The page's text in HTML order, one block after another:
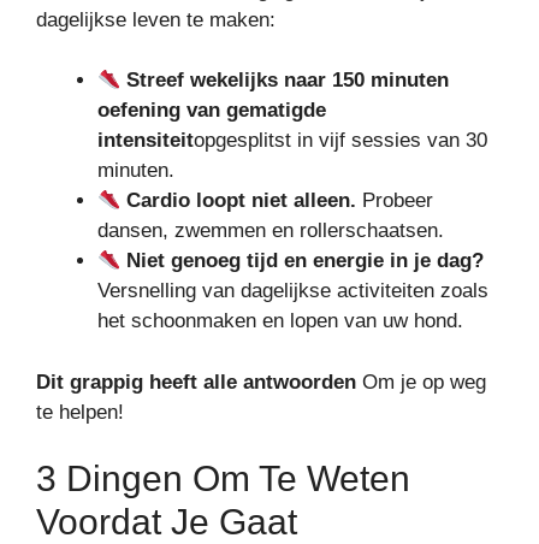
dagelijkse leven te maken:
Streef wekelijks naar 150 minuten
oefening van gematigde
intensiteitopgesplitst in vijf sessies van 30
minuten.
Cardio loopt niet alleen. Probeer
dansen, zwemmen en rollerschaatsen.
Niet genoeg tijd en energie in je dag?
Versnelling van dagelijkse activiteiten zoals
het schoonmaken en lopen van uw hond.
Dit grappig heeft alle antwoorden Om je op weg
te helpen!
3 Dingen Om Te Weten
Voordat Je Gaat